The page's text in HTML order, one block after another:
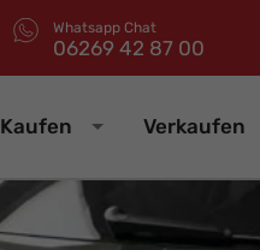
Whatsapp Chat
06269 42 87 00
Kaufen Verkaufen